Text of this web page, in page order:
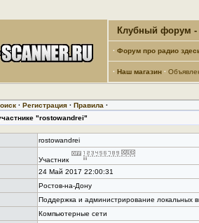
Клубный форум -
· Форум про радио
· Наш магазин ·
· Регистрация · Правила ·
"rostowandrei"
rostowandrei
Участник
24 Май 2017 22:00:31
Ростов-на-Дону
Поддержка и администрирование локальных
Компьютерные сети